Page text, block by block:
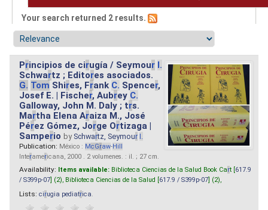
Your search returned 2 results.
Principios de cirugía / Seymour I.
Schwartz ; Editores asociados.
G. Tom Shires, Frank C. Spencer,
Josef E. | Fischer, Aubrey C.
Galloway, John M. Daly ; trs.
Martha Elena Araiza M., José
Pérez Gómez, Jorge Ortizaga |
Samperio by Schwartz, Seymour I.
Publication: México : McGraw-Hill
Interamericana, 2000 . 2 volumenes. : il. ; 27 cm.
Availability: Items available: Biblioteca Ciencias de la Salud Book Cart [ 617.9
/ S399p-07 ] (2), Biblioteca Ciencias de la Salud [ 617.9 / S399p-07 ] (2),
Lists: cirugia pediatrica